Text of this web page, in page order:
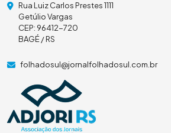
Rua Luiz Carlos Prestes 1111
Getúlio Vargas
CEP: 96412-720
BAGÉ / RS
folhadosul@jornalfolhadosul.com.br